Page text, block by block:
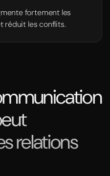
fortement les
réduit les conflits.
relations